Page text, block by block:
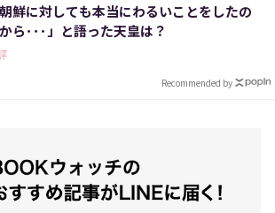
朝鮮に対しても本当にわるいことをしたの
ら･･･」と語った天皇は？
Recommended by